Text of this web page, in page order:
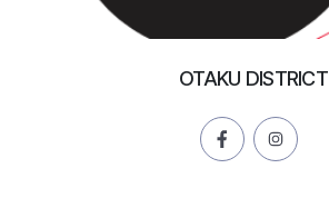
OTAKU DISTRICT